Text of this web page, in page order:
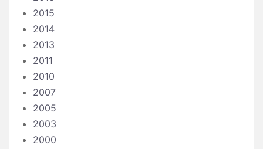
2015
2014
2013
2011
2010
2007
2005
2003
2000